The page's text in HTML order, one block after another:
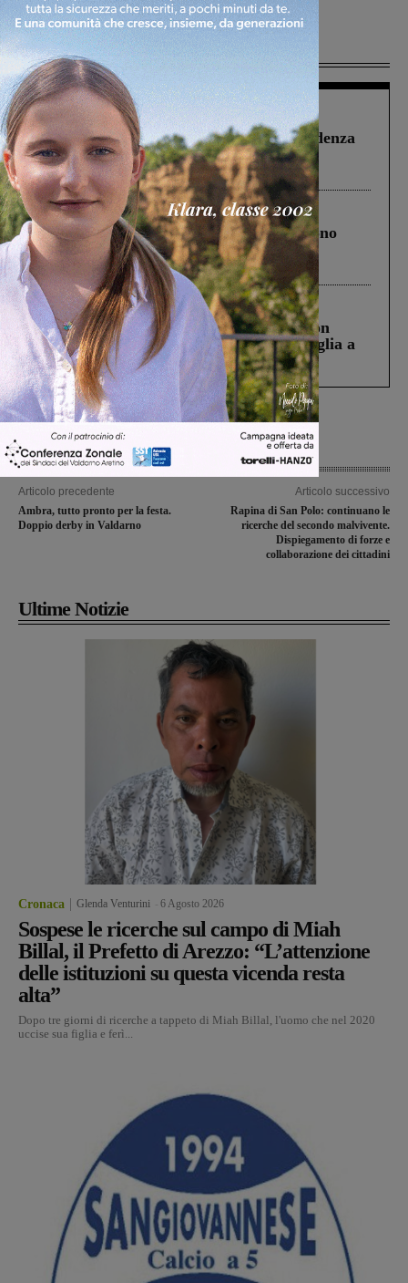
Più lette
Figline Incisa Valdarno 1 Agosto 2026
Piscina di Figline finanziata oltre la scadenza
Pnrr, il gruppo di Fratelli d’Italia: “Un
ringraziamento al Governo”
Cronaca 4 Agosto 2026
Un anno fa la strage in A1 in cui morirono
Gianni, Giulia e Franco. Lo schianto, il
processo, lo stop ai sorpassi fra tir....
Cronaca 3 Agosto 2026
Scomparso da una struttura di Castiglion
Fiorentino l’uomo che aveva ucciso la figlia a
Levane nel 2020
Articolo precedente
Ambra, tutto pronto per la festa.
Doppio derby in Valdarno
Articolo successivo
Rapina di San Polo: continuano le
ricerche del secondo malvivente.
Dispiegamento di forze e
collaborazione dei cittadini
Ultime Notizie
Cronaca Glenda Venturini 6 Agosto 2026
Sospese le ricerche sul campo di Miah
Billal, il Prefetto di Arezzo: “L’attenzione
delle istituzioni su questa vicenda resta
alta”
Dopo tre giorni di ricerche a tappeto di Miah Billal, l'uomo che nel 2020
uccise sua figlia e ferì...